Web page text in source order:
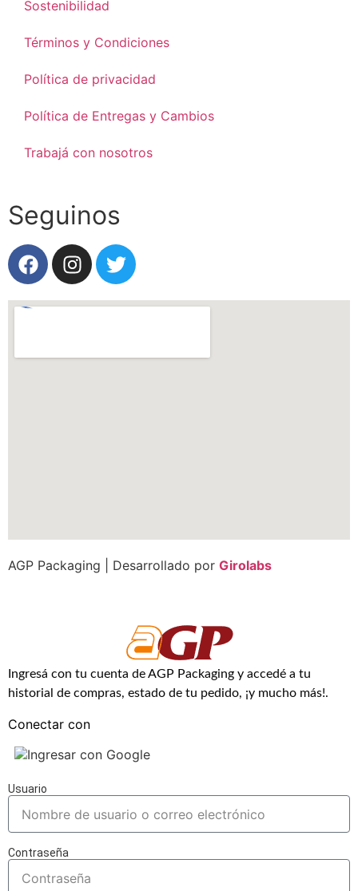
Sostenibilidad
Términos y Condiciones
Política de privacidad
Política de Entregas y Cambios
Trabajá con nosotros
Seguinos
AGP Packaging | Desarrollado por Girolabs
Ingresá con tu cuenta de AGP Packaging y accedé a tu
historial de compras, estado de tu pedido, ¡y mucho más!.
Conectar con
Ingresar con Google
Usuario
Contraseña